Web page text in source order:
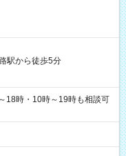
駅から徒歩5分
時・10時～19時も相談可